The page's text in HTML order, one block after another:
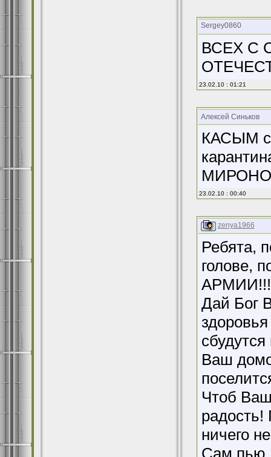
Sergey0860
ВСЕХ С
23.02.10 : 01:21
Алексей Синьков
КАСЫМ
23.02.10 : 00:40
zenya1966
Ребята,
голове,
АРМИИ!!!
Дай Бог
здоровья
Ваш
Чтоб
радость!
ничего
Сам пью,